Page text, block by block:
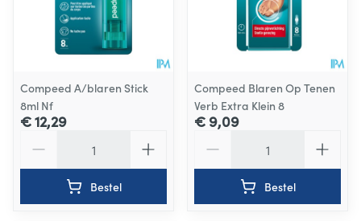
Compeed A/blaren Stick
8ml Nf
€ 12,29
Bestel
Compeed Blaren Op Tenen
Verb Extra Klein 8
€ 9,09
Bestel